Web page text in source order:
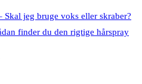
jeg bruge voks eller skraber?
finder du den rigtige hårspray